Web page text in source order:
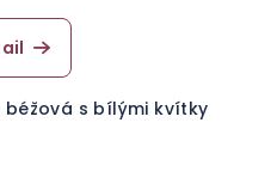
béžová s bílými kvítky